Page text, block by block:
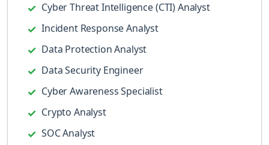
Cyber Threat Intelligence (CTI) Analyst
Incident Response Analyst
Data Protection Analyst
Data Security Engineer
Cyber Awareness Specialist
Crypto Analyst
SOC Analyst